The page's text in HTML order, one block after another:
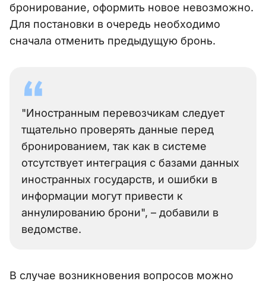
бронирование, оформить новое невозможно.
Для постановки в очередь необходимо
сначала отменить предыдущую бронь.
"Иностранным перевозчикам следует
тщательно проверять данные перед
бронированием, так как в системе
отсутствует интеграция с базами данных
иностранных государств, и ошибки в
информации могут привести к
аннулированию брони", – добавили в
ведомстве.
В случае возникновения вопросов можно